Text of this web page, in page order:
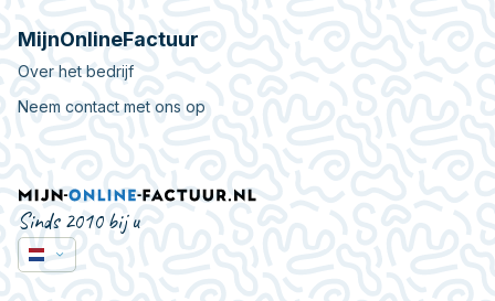
MijnOnlineFactuur
Over het bedrijf
Neem contact met ons op
Sinds 2010 bij u